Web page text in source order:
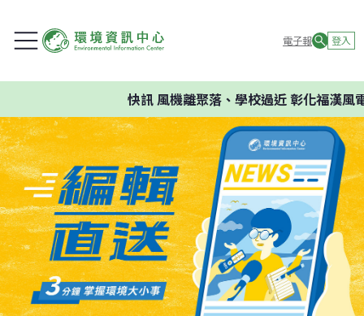
電子報 登入
快訊風機離聚落、學校過近 彰化福漢風